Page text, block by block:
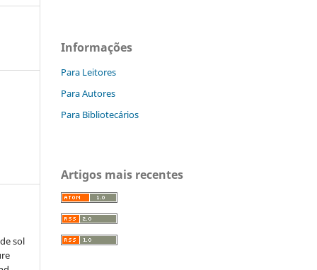
sol
Informações
Para Leitores
Para Autores
Para Bibliotecários
Artigos mais recentes